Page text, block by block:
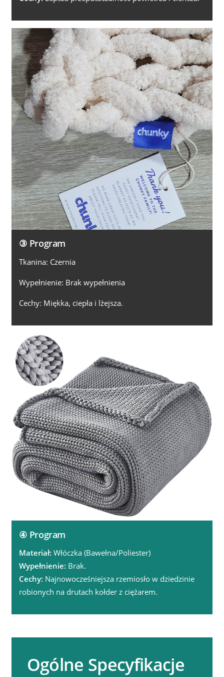
③ Program
Tkanina: Czernia
Wypełnienie: Brak wypełnienia
Cechy: Miękka, ciepła i lżejsza.
④ Program
Materiał:Włóczka (Bawełna/Poliester)
Wypełnienie: Brak.
Cechy: Najnowocześniejsza rzemiosło w dziedzinie
robionych na drutach kołder z ciężarem.
Ogólne Specyfikacje